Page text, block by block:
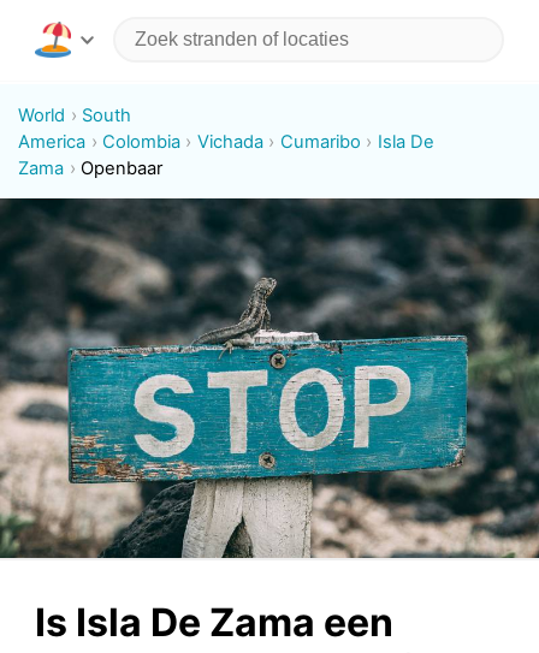
World
South
America
Colombia Vichada Cumaribo
Isla De
Zama
Openbaar
Is Isla De Zama een